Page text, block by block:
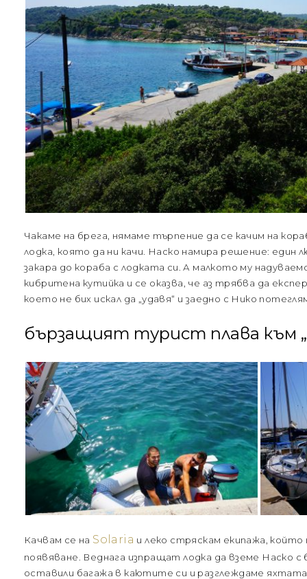
Чакаме на брега, нямаме търпение да се качим на
лодка, която да ни качи. Наско намира решение: един
закара до кораба с лодката си. А малкото му
кибритена кутийка и се оказва, че аз трябва да
което не бих искал да „удавя“ и заедно с Нико
бързащият турист плава към
Качвам се на Solaria и леко стряскам екипажа,
появяване. Веднага изпращат лодка да вземе Наско
оставили багажа в каютите си и разглеждаме